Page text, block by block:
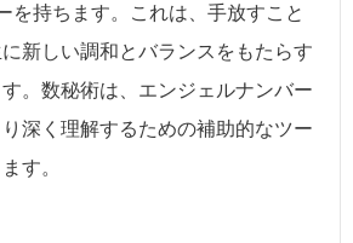
を持ちます。これは、手放すこと
新しい調和とバランスをもたらす
。数秘術は、エンジェルナンバー
深く理解するための補助的なツー
す。